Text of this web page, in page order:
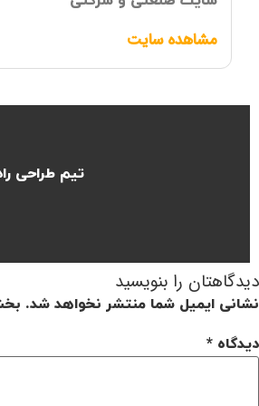
مشاهده سایت
تیم طراحی
دیدگاهتان را بنویسید
نشانی ایمیل شما منتشر نخواهد شد.
دیدگاه *